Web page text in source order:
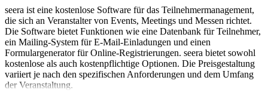
seera ist eine kostenlose Software für das Teilnehmermanagement,
die sich an Veranstalter von Events, Meetings und Messen richtet.
Die Software bietet Funktionen wie eine Datenbank für Teilnehmer,
ein Mailing-System für E-Mail-Einladungen und einen
Formulargenerator für Online-Registrierungen. seera bietet sowohl
kostenlose als auch kostenpflichtige Optionen. Die Preisgestaltung
variiert je nach den spezifischen Anforderungen und dem Umfang
der Veranstaltung.